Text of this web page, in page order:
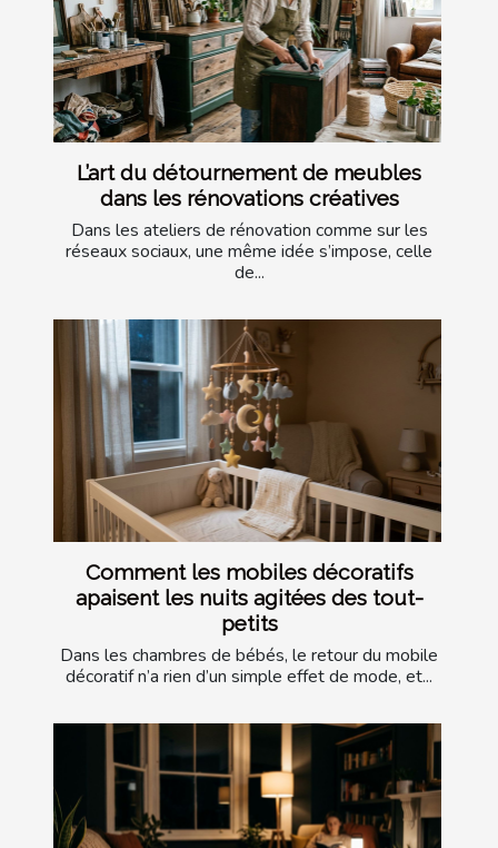
L’art du détournement de meubles
dans les rénovations créatives
Dans les ateliers de rénovation comme sur les
réseaux sociaux, une même idée s’impose, celle
de...
Comment les mobiles décoratifs
apaisent les nuits agitées des tout-
petits
Dans les chambres de bébés, le retour du mobile
décoratif n’a rien d’un simple effet de mode, et...